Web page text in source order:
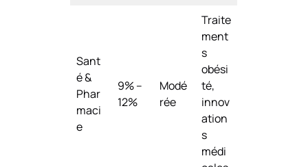
Sant
é &
Phar
maci
e
9% –
12%
Modé
rée
Traite
ment
s
obési
té,
innov
ation
s
médi